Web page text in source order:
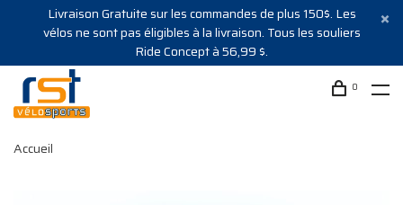
Livraison Gratuite sur les commandes de plus 150$. Les
vélos ne sont pas éligibles à la livraison. Tous les souliers
Ride Concept à 56,99 $.
0
Accueil